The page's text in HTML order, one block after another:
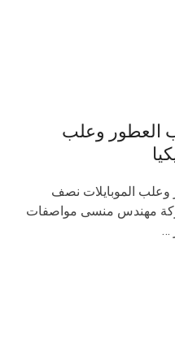
العطور وعلب
الموبايلات نصف
موديل 3545-101 ماركة مهندس منسى مواصفات
…